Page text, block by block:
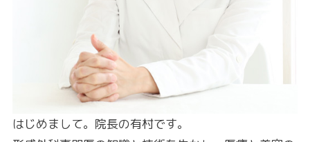
はじめまして。院長の有村です。